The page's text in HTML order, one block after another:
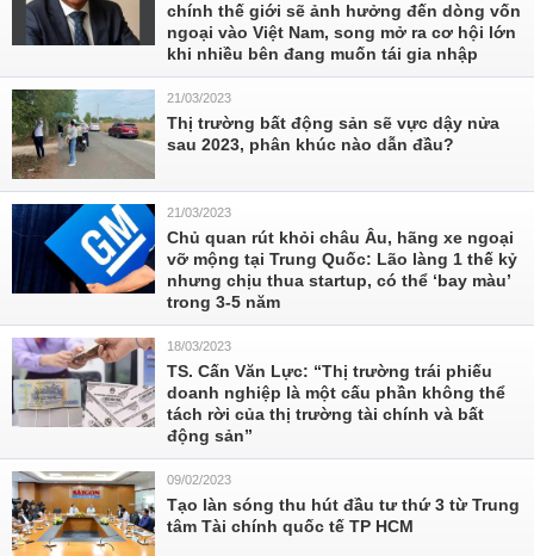
chính thế giới sẽ ảnh hưởng đến dòng vốn
ngoại vào Việt Nam, song mở ra cơ hội lớn
khi nhiều bên đang muốn tái gia nhập
21/03/2023
Thị trường bất động sản sẽ vực dậy nửa
sau 2023, phân khúc nào dẫn đầu?
21/03/2023
Chủ quan rút khỏi châu Âu, hãng xe ngoại
vỡ mộng tại Trung Quốc: Lão làng 1 thế kỷ
nhưng chịu thua startup, có thể ‘bay màu’
trong 3-5 năm
18/03/2023
TS. Cấn Văn Lực: “Thị trường trái phiếu
doanh nghiệp là một cấu phần không thể
tách rời của thị trường tài chính và bất
động sản”
09/02/2023
Tạo làn sóng thu hút đầu tư thứ 3 từ Trung
tâm Tài chính quốc tế TP HCM